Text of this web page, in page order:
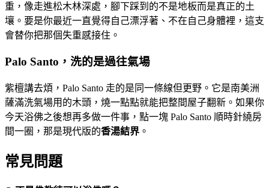
重，像走進松木林深處，腳下踩到的不是地板而是真正的土
壤。要是你最近一直覺得自己漂浮著、不在自己身體裡，這支
會替你把那個失重感接住。
Palo Santo，洗的是過往氣場
紫檀講去煩，Palo Santo 走的是同一條線但更野。它是南美洲
薩滿洗氣場用的木頭，燒一點點就能把整間屋子翻新。如果你
今天浴佛之後想再多做一件事，點一塊 Palo Santo 順時針繞房
間一圈，那是現代版的香湯結界 。
常見問題